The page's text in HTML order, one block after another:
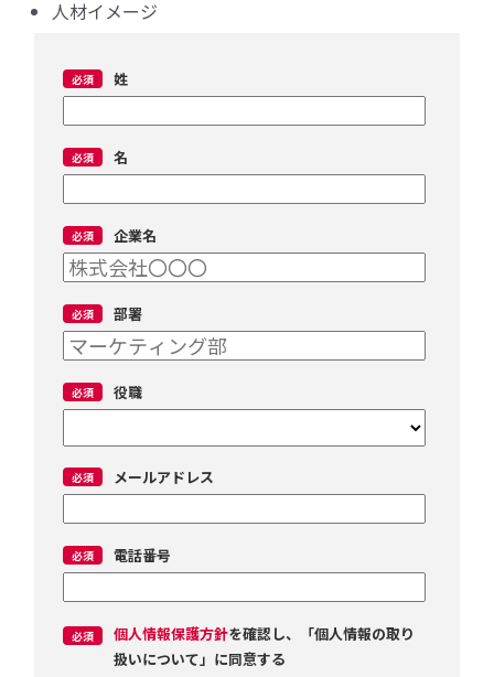
人材イメージ
姓
名
企業名
部署
役職
メールアドレス
電話番号
個人情報保護方針を確認し、「個人情報の取り
扱いについて」に同意する